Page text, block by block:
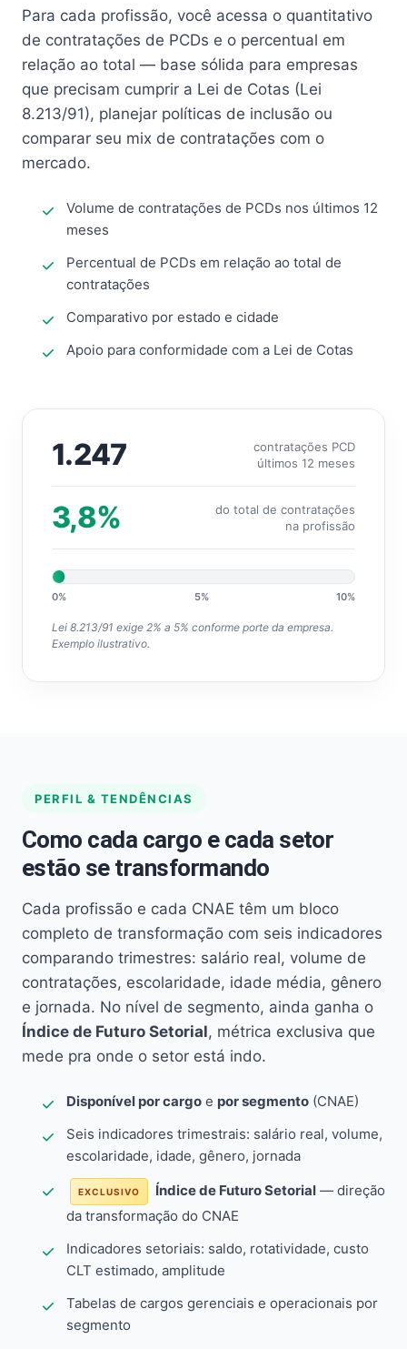
Para cada profissão, você acessa o quantitativo
de contratações de PCDs e o percentual em
relação ao total — base sólida para empresas
que precisam cumprir a Lei de Cotas (Lei
8.213/91), planejar políticas de inclusão ou
comparar seu mix de contratações com o
mercado.
Volume de contratações de PCDs nos últimos 12
meses
Percentual de PCDs em relação ao total de
contratações
Comparativo por estado e cidade
Apoio para conformidade com a Lei de Cotas
1.247
contratações PCD
últimos 12 meses
3,8%
do total de contratações
na profissão
0% 5% 10%
Lei 8.213/91 exige 2% a 5% conforme porte da empresa.
Exemplo ilustrativo.
PERFIL & TENDÊNCIAS
Como cada cargo e cada setor
estão se transformando
Cada profissão e cada CNAE têm um bloco
completo de transformação com seis indicadores
comparando trimestres: salário real, volume de
contratações, escolaridade, idade média, gênero
e jornada. No nível de segmento, ainda ganha o
Índice de Futuro Setorial, métrica exclusiva que
mede pra onde o setor está indo.
Disponível por cargo e por segmento (CNAE)
Seis indicadores trimestrais: salário real, volume,
escolaridade, idade, gênero, jornada
EXCLUSIVO Índice de Futuro Setorial — direção
da transformação do CNAE
Indicadores setoriais: saldo, rotatividade, custo
CLT estimado, amplitude
Tabelas de cargos gerenciais e operacionais por
segmento